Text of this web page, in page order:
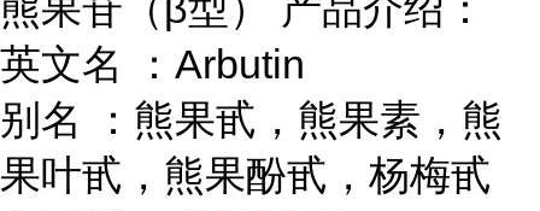
英文名 ：Arbutin
别名 ：熊果甙，熊果素，熊
果叶甙，熊果酚甙，杨梅甙